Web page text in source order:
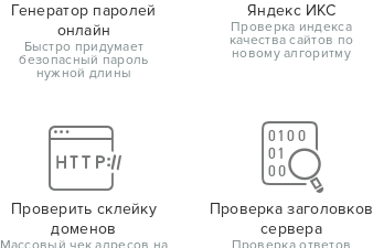
Генератор паролей
онлайн
Быстро придумает
безопасный пароль
нужной длины
Яндекс ИКС
Проверка индекса
качества сайтов по
новому алгоритму
Проверить склейку
доменов
Проверка заголовков
сервера